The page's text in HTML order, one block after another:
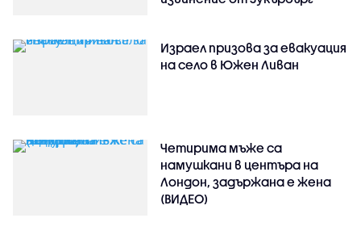
Израел призова за евакуация
на село в Южен Ливан
Четирима мъже са
намушкани в центъра на
Лондон, задържана е жена
(ВИДЕО)